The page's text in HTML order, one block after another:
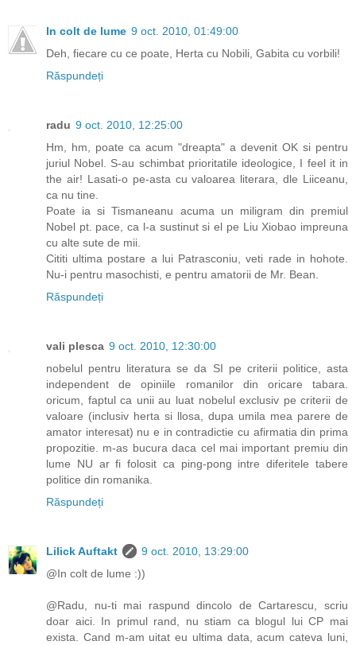
In colt de lume 9 oct. 2010, 01:49:00
Deh, fiecare cu ce poate, Herta cu Nobili, Gabita cu vorbili!
Răspundeți
radu 9 oct. 2010, 12:25:00
Hm, hm, poate ca acum "dreapta" a devenit OK si pentru
juriul Nobel. S-au schimbat prioritatile ideologice, I feel it in
the air! Lasati-o pe-asta cu valoarea literara, dle Liiceanu,
ca nu tine.
Poate ia si Tismaneanu acuma un miligram din premiul
Nobel pt. pace, ca l-a sustinut si el pe Liu Xiobao impreuna
cu alte sute de mii.
Cititi ultima postare a lui Patrasconiu, veti rade in hohote.
Nu-i pentru masochisti, e pentru amatorii de Mr. Bean.
Răspundeți
vali plesca 9 oct. 2010, 12:30:00
nobelul pentru literatura se da SI pe criterii politice, asta
independent de opiniile romanilor din oricare tabara.
oricum, faptul ca unii au luat nobelul exclusiv pe criterii de
valoare (inclusiv herta si llosa, dupa umila mea parere de
amator interesat) nu e in contradictie cu afirmatia din prima
propozitie. m-as bucura daca cel mai important premiu din
lume NU ar fi folosit ca ping-pong intre diferitele tabere
politice din romanika.
Răspundeți
Lilick Auftakt
9 oct. 2010, 13:29:00
@In colt de lume :))
@Radu, nu-ti mai raspund dincolo de Cartarescu, scriu
doar aici. In primul rand, nu stiam ca blogul lui CP mai
exista. Cand m-am uitat eu ultima data, acum cateva luni,